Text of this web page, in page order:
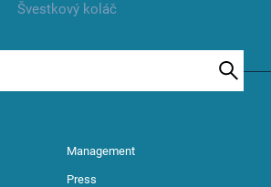
Švestkový koláč
Management
Press